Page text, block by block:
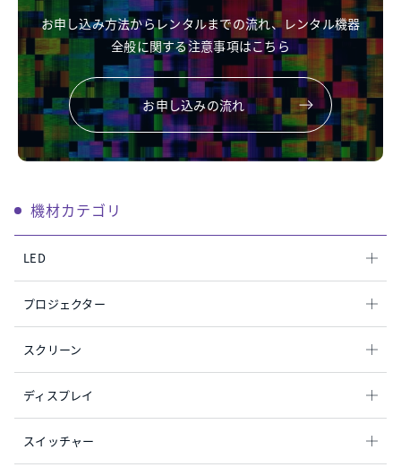
機材カテゴリ
LED
プロジェクター
スクリーン
ディスプレイ
スイッチャー
お申し込み方法からレンタルまでの流れ、レンタル機器
全般に関する注意事項はこちら
お申し込みの流れ